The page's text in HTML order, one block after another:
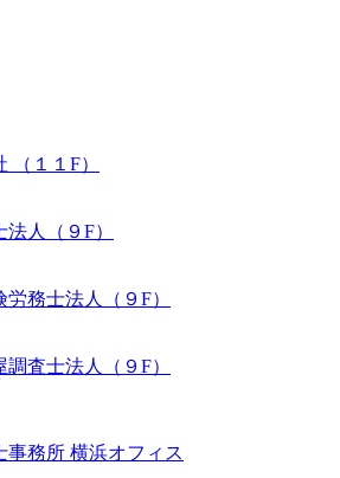
（１１F）
人（９F）
務士法人（９F）
査士法人（９F）
事務所 横浜オフィス